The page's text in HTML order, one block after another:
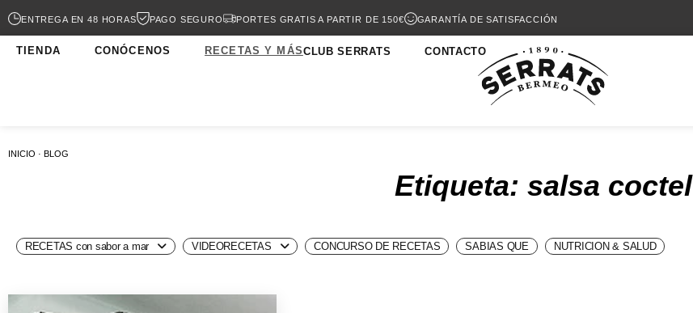
ENTREGA EN 48 HORAS PAGO SEGURO PORTES GRATIS A PARTIR DE 150€ GARANTÍA DE SATISFACCIÓN
TIENDA CONÓCENOS RECETAS Y MÁSCLUB SERRATS CONTACTO
INICIO · BLOG
Etiqueta: salsa coctel
RECETAS con sabor a mar VIDEORECETAS CONCURSO DE RECETAS SABIAS QUE NUTRICION & SALUD